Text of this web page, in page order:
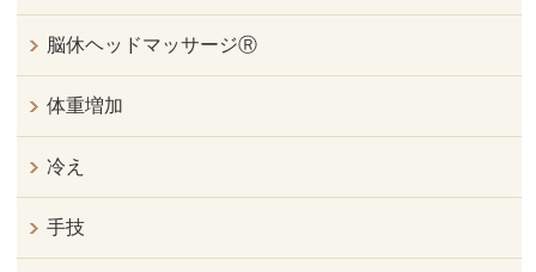
脳休ヘッドマッサージⓇ
体重増加
冷え
手技